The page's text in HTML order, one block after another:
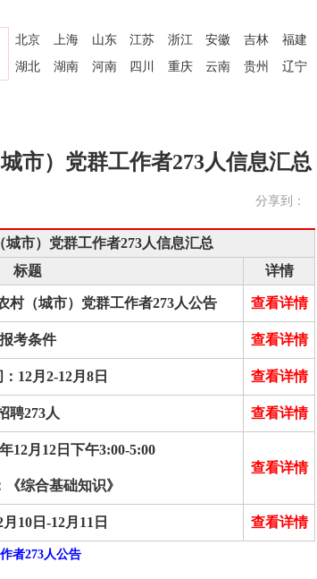
北京 上海 山东 江苏 浙江 安徽 吉林 福建
湖北
湖南 河南 四川 重庆 云南 贵州 辽宁
市）党群工作者273人信息汇总
分享到：
市）党群工作者273人信息汇总
标题 详情
村（城市）党群工作者273人公告 查看详情
报考条件 查看详情
12月2-12月8日 查看详情
聘273人 查看详情
12月12日下午3:00-5:00
综合基础知识》
查看详情
10日-12月11日 查看详情
者273人公告